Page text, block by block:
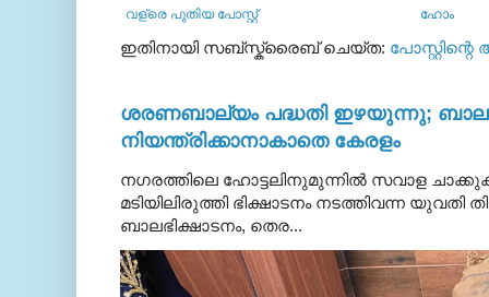
വള്രെ പുതിയ പോസ്റ്റ് ഹോം
ഇതിനായി സബ്‌സ്ക്രൈബ് ചെയ്ത:
ശരണബാല്യം പദ്ധതി ഇഴയുന്നു;
നിയന്ത്രിക്കാനാകാതെ കേരളം
നഗരത്തിലെ ഹോട്ടലിനുമുന്നിൽ സവാള
മടിയിലിരുത്തി ഭിക്ഷാടനം നടത്തിവന്ന
ബാലഭിക്ഷാടനം, തെര...